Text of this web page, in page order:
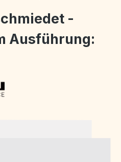
-
Ausführung: